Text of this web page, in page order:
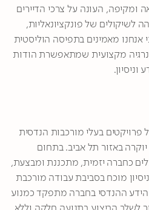
ומקיפה, העונה על צרכי הדיירים
לשיקולים של פונקציונאליות,
מאמינים בתפיסה הוליסטית
מקצועית שמתאפשרת הודות
פרויקטים בעלי מורכבות הנדסית
באזור תל אביב. בתחום
כחברה יזמית, מתכננת ומבצעת,
מוכח בסביבת עבודה מורכבת
ההנדסי בחברה מתפקד כמנוע